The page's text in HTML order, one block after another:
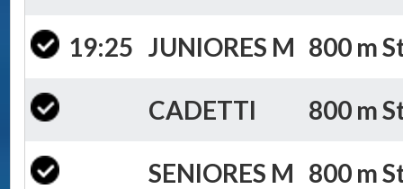
19:25 JUNIORES M 800 m
CADETTI 800 m
SENIORES M 800 m